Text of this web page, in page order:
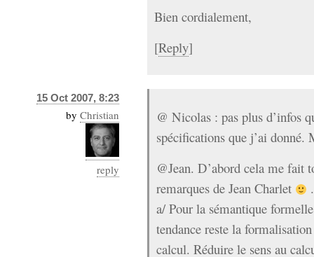
Bien cordialement,
[Reply]
15 Oct 2007, 8:23
by Christian
reply
@ Nicolas : pas plus d’infos
spécifications que j’ai donné.
@Jean. D’abord cela me fait
remarques de Jean Charlet
.
a/ Pour la sémantique
tendance reste la
calcul. Réduire le sens au